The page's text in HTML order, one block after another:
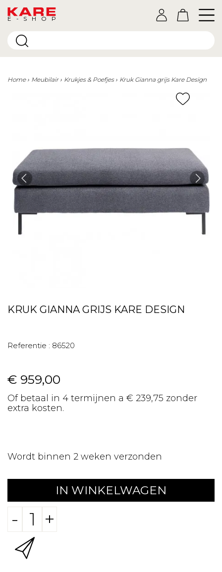
E-SHOP
Home Meubilair Krukjes & Poefjes Kruk Gianna grijs Kare Design
KRUK GIANNA GRIJS KARE DESIGN
Referentie : 86520
€ 959,00
Of betaal in 4 termijnen a € 239,75 zonder
extra kosten.
Wordt binnen 2 weken verzonden
IN WINKELWAGEN
- +